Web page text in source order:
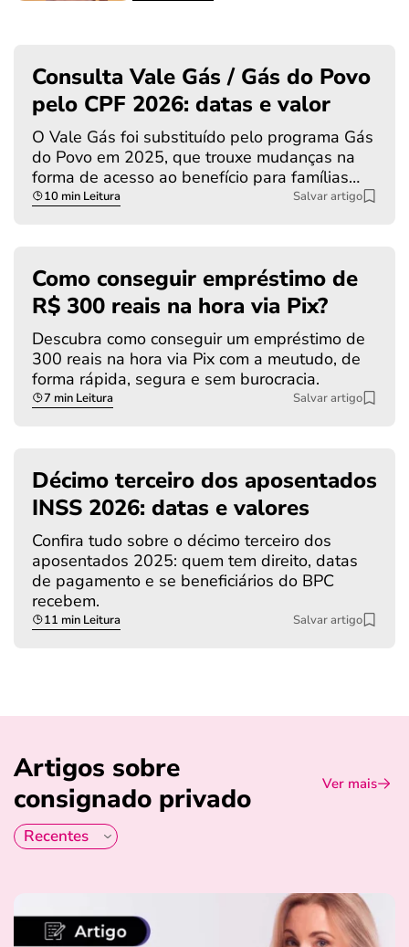
Consulta Vale Gás / Gás do Povo
pelo CPF 2026: datas e valor
O Vale Gás foi substituído pelo programa Gás
do Povo em 2025, que trouxe mudanças na
forma de acesso ao benefício para famílias…
10 min Leitura Salvar artigo
Como conseguir empréstimo de
R$ 300 reais na hora via Pix?
Descubra como conseguir um empréstimo de
300 reais na hora via Pix com a meutudo, de
forma rápida, segura e sem burocracia.
7 min Leitura Salvar artigo
Décimo terceiro dos aposentados
INSS 2026: datas e valores
Confira tudo sobre o décimo terceiro dos
aposentados 2025: quem tem direito, datas
de pagamento e se beneficiários do BPC
recebem.
11 min Leitura Salvar artigo
Artigos sobre
consignado privado
Ver mais